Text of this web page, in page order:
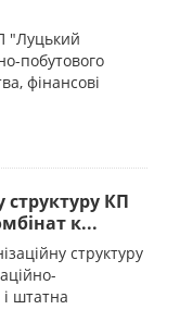
"Луцький
побутового
фінансові
структуру КП
к...
структуру
штатна